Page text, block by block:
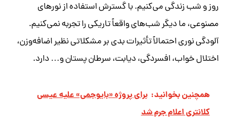
روز و شب زندگی می‌کنیم. با گسترش استفاده از نورهای
مصنوعی، ما دیگر شب‌های واقعاً تاریکی را تجربه نمی‌کنیم.
آلودگی نوری احتمالاً تأثیرات بدی بر مشکلاتی نظیر اضافه‌وزن،
اختلال خواب، افسردگی، دیابت، سرطان پستان و… دارد.
همچنین بخوانید: برای پروژه «بایوجمی» علیه عیسی
کلانتری اعلام جرم شد